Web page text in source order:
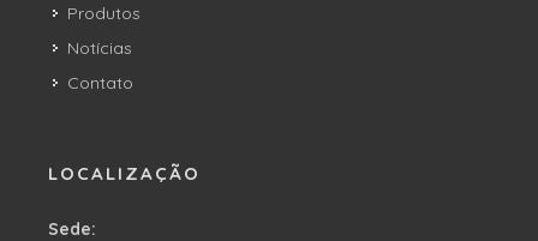
Produtos
Notícias
Contato
LOCALIZAÇÃO
Sede: